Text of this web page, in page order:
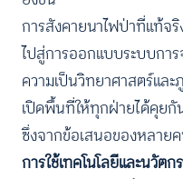
การสังคายนาไฟป่าที่แท้จ
ไปสู่การออกแบบระบบกา
ความเป็นวิทยาศาสตร์แล
เปิดพื้นที่ให้ทุกฝ่ายได้คุยกั
ซึ่งจากข้อเสนอของหลาย
การใช้เทคโนโลยีและนวั
โหมดขาวดำ
ฟอนต์อ่านง่า
เน้นลิงก์